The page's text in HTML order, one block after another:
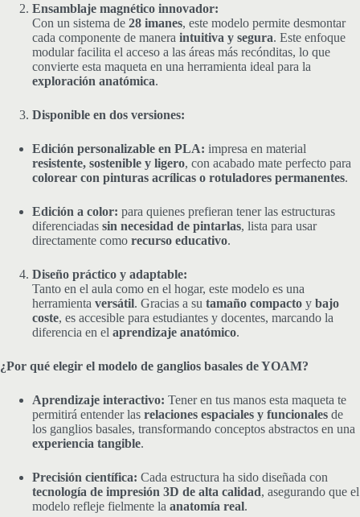
Ensamblaje magnético innovador:
Con un sistema de 28 imanes, este modelo permite desmontar
cada componente de manera intuitiva y segura. Este enfoque
modular facilita el acceso a las áreas más recónditas, lo que
convierte esta maqueta en una herramienta ideal para la
exploración anatómica.
Disponible en dos versiones:
Edición personalizable en PLA: impresa en material
resistente, sostenible y ligero, con acabado mate perfecto para
colorear con pinturas acrílicas o rotuladores permanentes.
Edición a color: para quienes prefieran tener las estructuras
diferenciadas sin necesidad de pintarlas, lista para usar
directamente como recurso educativo.
Diseño práctico y adaptable:
Tanto en el aula como en el hogar, este modelo es una
herramienta versátil. Gracias a su tamaño compacto y bajo
coste, es accesible para estudiantes y docentes, marcando la
diferencia en el aprendizaje anatómico.
¿Por qué elegir el modelo de ganglios basales de YOAM?
Aprendizaje interactivo: Tener en tus manos esta maqueta te
permitirá entender las relaciones espaciales y funcionales de
los ganglios basales, transformando conceptos abstractos en una
experiencia tangible.
Precisión científica: Cada estructura ha sido diseñada con
tecnología de impresión 3D de alta calidad, asegurando que el
modelo refleje fielmente la anatomía real.